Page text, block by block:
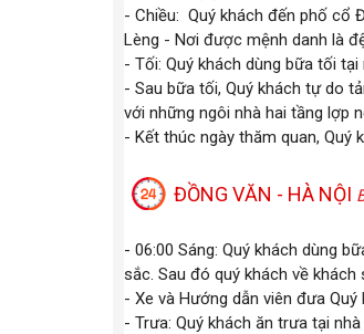
- Chiều: Quý khách đến phố cổ
Lèng - Nơi được mệnh danh là
- Tối: Quý khách dùng bữa tối tại
- Sau bữa tối, Quý khách tự do
với những ngôi nhà hai tầng lợp
- Kết thúc ngày thăm quan, Quý
ĐỒNG VĂN - HÀ NỘI
- 06:00 Sáng: Quý khách dùng
sắc. Sau đó quý khách về
- Xe và Hướng dẫn viên đưa Quý
- Trưa: Quý khách ăn trưa tại